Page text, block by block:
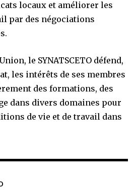
locaux et améliorer les
par des négociations
le SYNATSCETO défend,
les intérêts de ses membres
des formations, des
dans divers domaines pour
de vie et de travail dans